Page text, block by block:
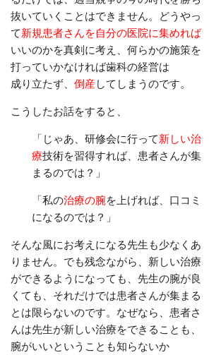
抜いていくことはできません。どうやっ
て新規患者さんを自分の医院に集めれば
いいのかを真剣に考え、何らかの施策を
打っていかなければ歯科の経営は
成り立たず、 倒産 してしまうのです。
こうしたお話をすると、
「じゃあ、研修会に行って新しい治
療技術を習得すれば、患者さん が集
まるのでは？」
「私の治療の腕を上げれば、口コミ
になるのでは？」
そんな風にお考えになる先生も少なくあ
りません。でも残念ながら、新しい治療
ができるようになっても、先生の腕が良
くても、それだけでは患者さんが集まる
とは限らないのです。なぜなら、患者さ
んは先生が新しい治療をできることも、
腕がいいということも知らないか